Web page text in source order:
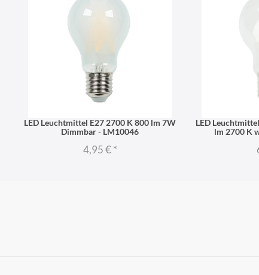
LED Leuchtmittel E27 2700 K 800 lm 7W
Dimmbar - LM10046
4,95 €*
LED
lm 2700 K